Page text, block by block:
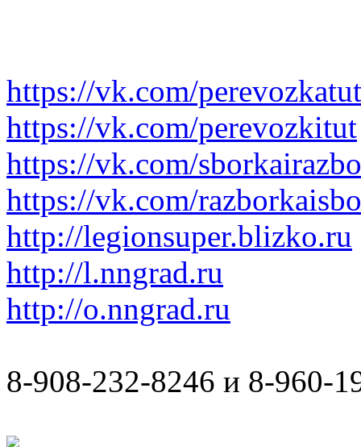
https://vk.com/perevozkatut
https://vk.com/perevozkitut
https://vk.com/
https://vk.com/
http://legionsuper.blizko.ru
http://l.nngrad.ru
http://o.nngrad.ru
8-908-232-8246 и 8-960-